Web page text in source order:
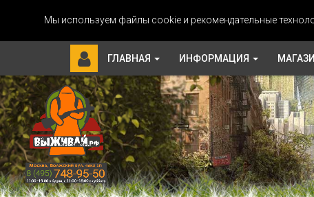
Мы используем файлы cookie и рекомендательные
ГЛАВНАЯ ИНФОРМАЦИЯ